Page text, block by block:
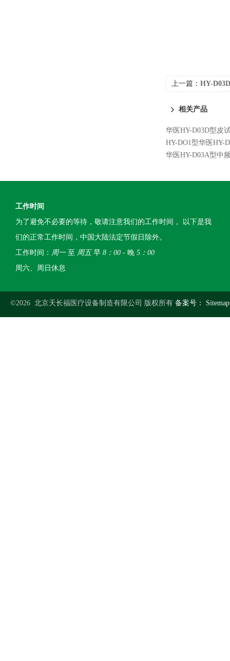
上一篇： HY-
相关产品
华医HY-D03D型皮
HY-DO1型华医HY-
华医HY-D03A型中
工作时间
为了避免不必要的等待，敬请注意我们的工作时间 。以下是我
们的正常工作时间，中国大陆法定节假日除外。
工作时间： 周一至 周五早 8：00 - 晚 5：00
周六、周日休息
©2026 北京天长福医疗设备制造有限公司 版权所有 备案号：